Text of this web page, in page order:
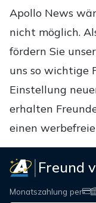
Apollo News
nicht möglich.
fördern Sie
uns so wichtige
Einstellung
erhalten
einen
Freund
Monatszahlung per